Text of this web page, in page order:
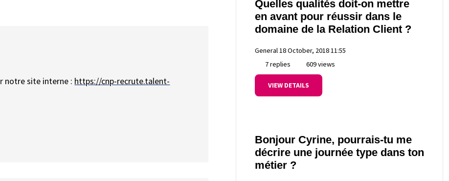
notre site interne : https://cnp-recrute.talent-
Quelles qualités doit-on mettre
en avant pour réussir dans le
domaine de la Relation Client ?
General 18 October, 2018 11:55
7 replies
609 views
VIEW DETAILS
Bonjour Cyrine, pourrais-tu me
décrire une journée type dans ton
métier ?